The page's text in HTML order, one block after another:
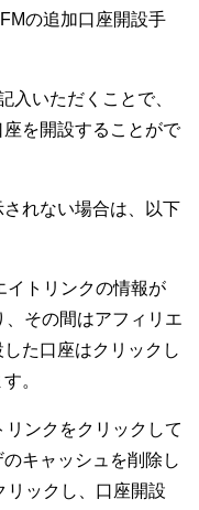
の追加口座開設手
入いただくことで、
を開設することがで
れない場合は、以下
イトリンクの情報が
その間はアフィリエ
た口座はクリックし
。
ンクをクリックして
キャッシュを削除し
リックし、口座開設